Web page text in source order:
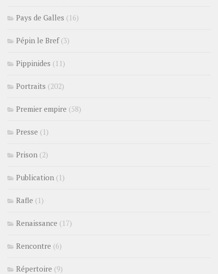
Pays de Galles (16)
Pépin le Bref(3)
Pippinides (11)
Portraits (202)
Premier empire (58)
Presse (1)
Prison (2)
Publication (1)
Rafle (1)
Renaissance (17)
Rencontre (6)
Répertoire (9)